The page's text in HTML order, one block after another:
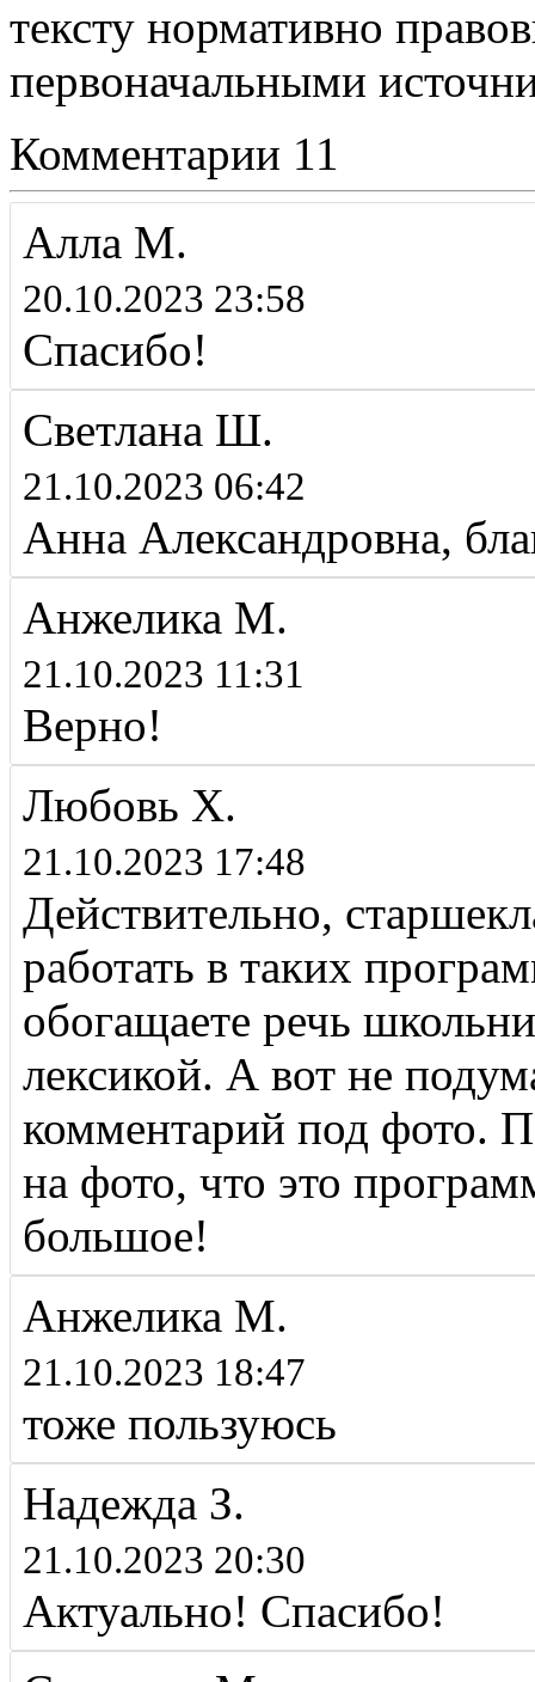
тексту нормативно
первоначальными
Комментарии 11
Алла М.
20.10.2023 23:58
Спасибо!
Светлана Ш.
21.10.2023 06:42
Анна Александровна,
Анжелика М.
21.10.2023 11:31
Верно!
Любовь Х.
21.10.2023 17:48
Действительно,
работать в таких
обогащаете речь
лексикой. А вот не
комментарий под фото.
на фото, что это
большое!
Анжелика М.
21.10.2023 18:47
тоже пользуюсь
Надежда З.
21.10.2023 20:30
Актуально! Спасибо!